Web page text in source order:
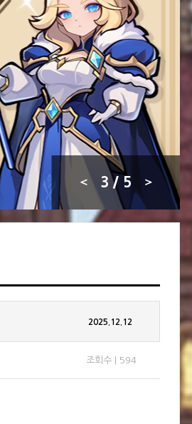
4 / 5
2025.12.12
조회수 | 594